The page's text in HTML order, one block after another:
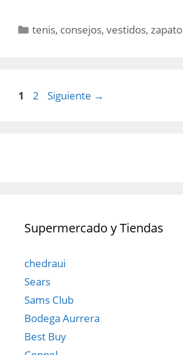
Categorías
tenis, consejos,vestidos,zapato
Página
1 Página
2 Siguiente →
Supermercado y Tiendas
chedraui
Sears
Sams Club
Bodega Aurrera
Best Buy